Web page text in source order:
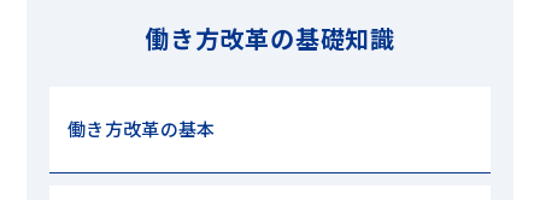
働き方改革の基礎知識
働き方改革の基本